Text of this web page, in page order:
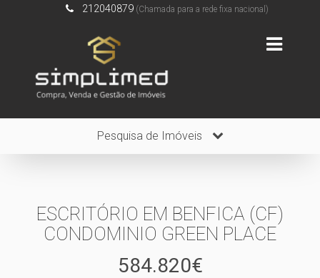
212040879(Chamada para a rede fixa nacional)
Pesquisa de Imóveis
ESCRITÓRIO EM BENFICA (CF)
CONDOMINIO GREEN PLACE
584.820€